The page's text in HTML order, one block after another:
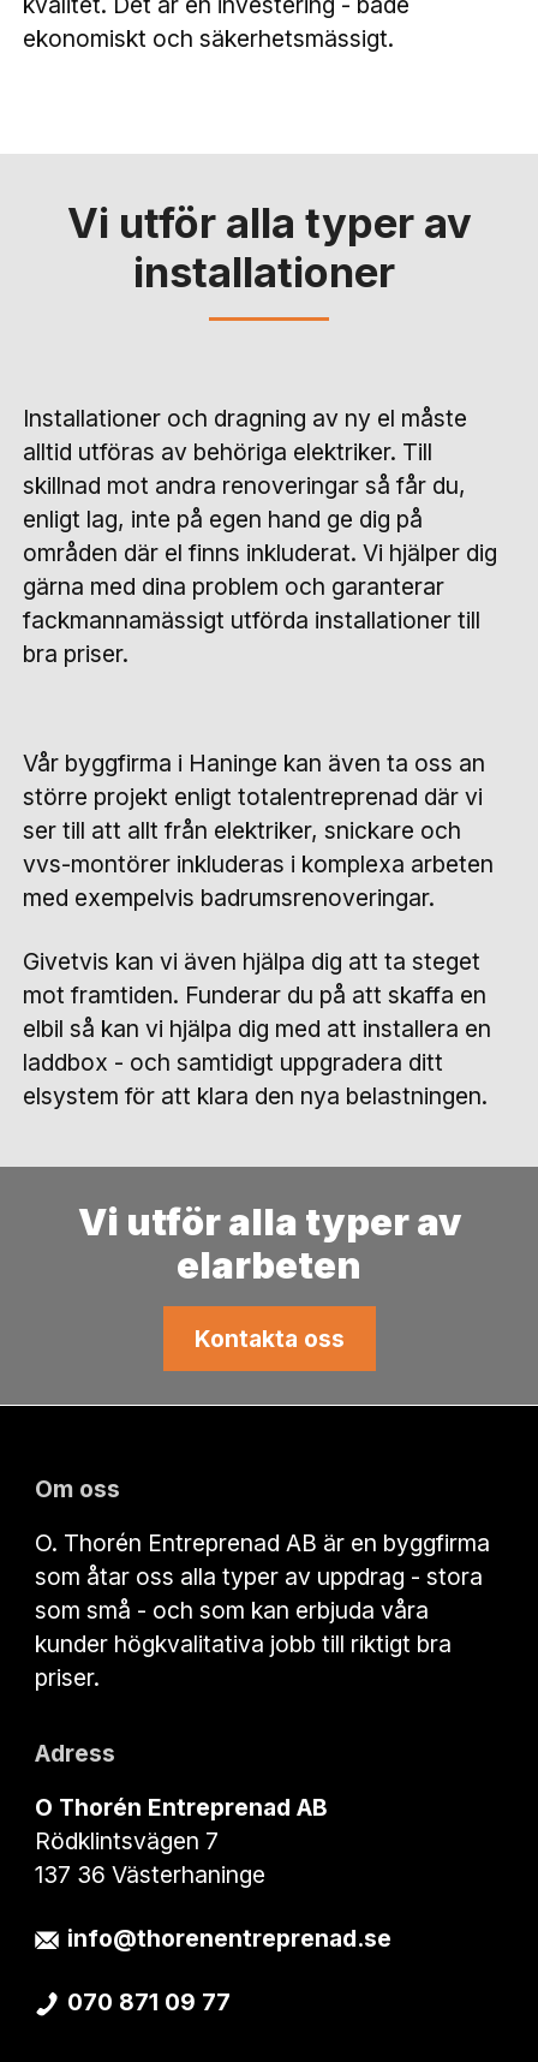
ekonomiskt och säkerhetsmässigt.
Vi utför alla typer av
installationer
Installationer och dragning av ny el måste
alltid utföras av behöriga elektriker. Till
skillnad mot andra renoveringar så får du,
enligt lag, inte på egen hand ge dig på
områden där el finns inkluderat. Vi hjälper dig
gärna med dina problem och garanterar
fackmannamässigt utförda installationer till
bra priser.
Vår byggfirma i Haninge kan även ta oss an
större projekt enligt totalentreprenad där vi
ser till att allt från elektriker, snickare och
vvs-montörer inkluderas i komplexa arbeten
med exempelvis badrumsrenoveringar.
Givetvis kan vi även hjälpa dig att ta steget
mot framtiden. Funderar du på att skaffa en
elbil så kan vi hjälpa dig med att installera en
laddbox - och samtidigt uppgradera ditt
elsystem för att klara den nya belastningen.
Vi utför alla typer av
elarbeten
Kontakta oss
Om oss
O. Thorén Entreprenad AB är en byggfirma
som åtar oss alla typer av uppdrag - stora
som små - och som kan erbjuda våra
kunder högkvalitativa jobb till riktigt bra
priser.
Adress
O Thorén Entreprenad AB
Rödklintsvägen 7
137 36 Västerhaninge
info@thorenentreprenad.se
070 871 09 77